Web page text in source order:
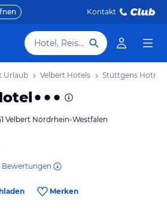
Kontakt
Hotel, Reiseziel
Urlaub Velbert Hotels Stüttgens Hotel
Velbert Nordrhein-Westfalen
Bewertungen
Merken